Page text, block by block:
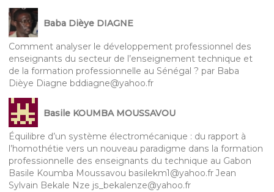
Baba Dièye DIAGNE
Comment analyser le développement professionnel des
enseignants du secteur de l’enseignement technique et
de la formation professionnelle au Sénégal ? par Baba
Dièye Diagne bddiagne@yahoo.fr
Basile KOUMBA MOUSSAVOU
Équilibre d’un système électromécanique : du rapport à
l’homothétie vers un nouveau paradigme dans la formation
professionnelle des enseignants du technique au Gabon
Basile Koumba Moussavou basilekm1@yahoo.fr Jean
Sylvain Bekale Nze js_bekalenze@yahoo.fr